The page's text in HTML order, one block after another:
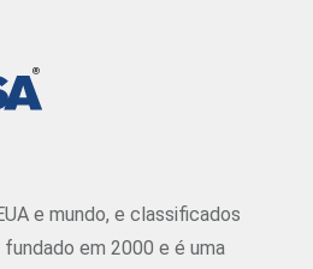
e mundo, e classificados
em 2000 e é uma